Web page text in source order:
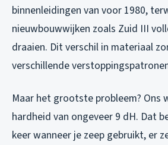
binnenleidingen van voor 1980,
nieuwbouwwijken zoals Zuid III
draaien. Dit verschil in materiaal
verschillende
Maar het grootste probleem? Ons
hardheid van ongeveer 9 dH. Dat
keer wanneer je zeep gebruikt, er